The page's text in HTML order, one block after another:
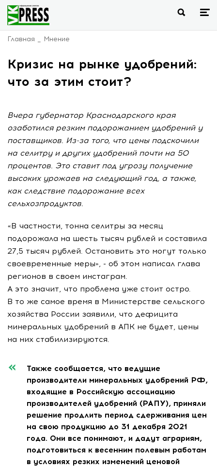
Главная Мнение
Кризис на рынке удобрений:
что за этим стоит?
Вчера губернатор Краснодарского края
озаботился резким подорожанием удобрений у
поставщиков. Из-за того, что цены подскочили
на селитру и других удобрений почти на 50
процентов. Это ставит под угрозу получение
высоких урожаев на следующий год, а также,
как следствие подорожание всех
сельхозпродуктов.
«В частности, тонна селитры за месяц
подорожала на шесть тысяч рублей и составила
27,5 тысяч рублей. Остановить это могут только
своевременные меры», - об этом написал глава
регионов в своем инстаграм.
А это значит, что проблема уже стоит остро.
В то же самое время в Министерстве сельского
хозяйства России заявили, что дефицита
минеральных удобрений в АПК не будет, цены
на них стабилизируются.
Также сообщается, что ведущие
производители минеральных удобрений РФ,
входящие в Российскую ассоциацию
производителей удобрений (РАПУ), приняли
решение продлить период сдерживания цен
на свою продукцию до 31 декабря 2021
года. Они все понимают, и дадут аграриям,
подготовиться к весенним полевым работам
в условиях резких изменений ценовой